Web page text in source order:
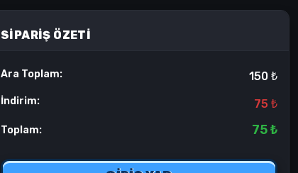
SIPARIŞ ÖZETI
Ara Toplam: 150 ₺
İndirim: 75 ₺
Toplam: 75 ₺